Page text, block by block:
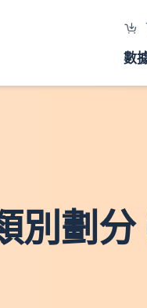
數
別劃